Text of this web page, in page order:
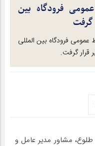
فرودگاه بین
گرفت
فرودگاه بین المللی
قرار گرفت.
طلوع، مشاور مدیر عامل و